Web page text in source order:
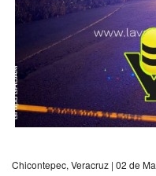
Chicontepec, Veracruz | 02 de